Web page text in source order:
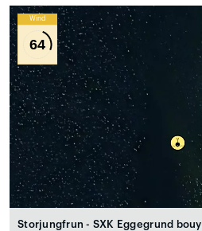
Wind
64
Storjungfrun - SXK Eggegrund bouy